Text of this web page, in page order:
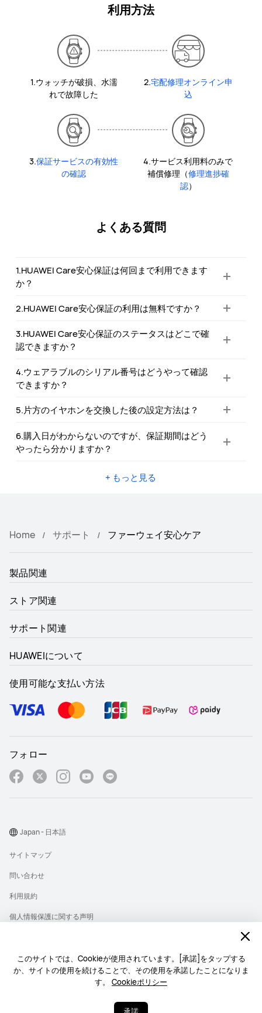
このサイトでは、Cookieが使用されています。[承諾]をタップする
か、サイトの使用を続けることで、その使用を承諾したことになりま
す。 Cookieポリシー
利用方法
1.ウォッチが破損、水濡
れで故障した
2.宅配修理オンライン申
込
3.保証サービスの有効性
の確認
4.サービス利用料のみで
補償修理（修理進捗確
認）
よくある質問
1.HUAWEI Care安心保証は何回まで利用できます
か？
2.HUAWEI Care安心保証の利用は無料ですか？
3.HUAWEI Care安心保証のステータスはどこで確
認できますか？
4.ウェアラブルのシリアル番号はどうやって確認
できますか？
5.片方のイヤホンを交換した後の設定方法は？
6.購入日がわからないのですが、保証期間はどう
やったら分かりますか？
+ もっと見る
Home サポート ファーウェイ安心ケア
製品関連
ストア関連
サポート関連
HUAWEIについて
使用可能な支払い方法
フォロー
Copyright © 1998-2026 Huawei Device Co., Ltd. All rights reserved.
サイトマップ
問い合わせ
利用規約
個人情報保護に関する声明
クッキー
Japan - 日本語